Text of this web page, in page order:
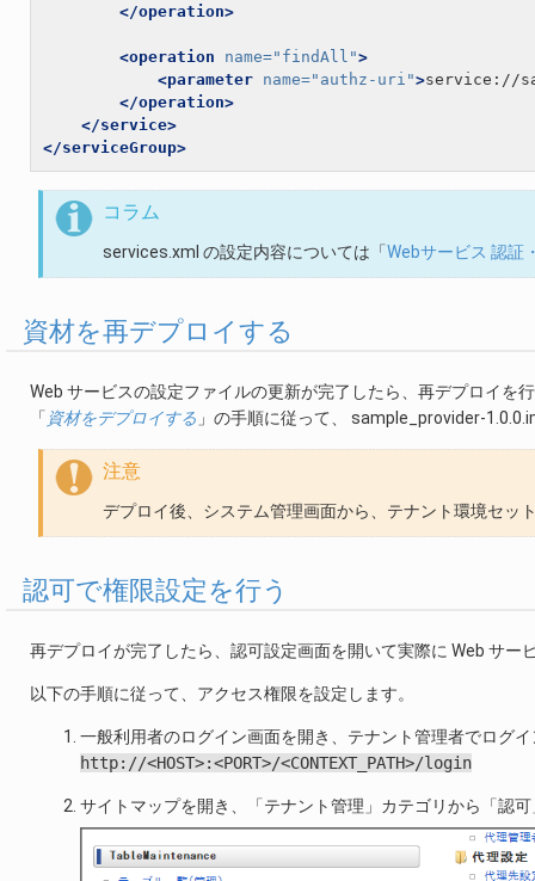
</operation>
<operation name="findAll">
<parameter name="authz-uri">service://
</operation>
</service>
</serviceGroup>
コラム
services.xml の設定内容については「Webサービス 認証
資材を再デプロイする
Web サービスの設定ファイルの更新が完了したら、再デプロイを
「 資材をデプロイする 」の手順に従って、 sample_provider-
注意
デプロイ後、システム管理画面から、テナント環境セッ
認可で権限設定を行う
再デプロイが完了したら、認可設定画面を開いて実際に Web サー
以下の手順に従って、アクセス権限を設定します。
一般利用者のログイン画面を開き、テナント管理者でログ
http://<HOST>:<PORT>/<CONTEXT_PATH>/login
サイトマップを開き、「テナント管理」カテゴリから「認